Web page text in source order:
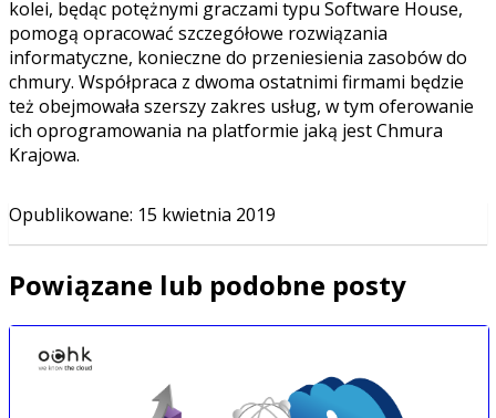
kolei, będąc potężnymi graczami typu Software House,
pomogą opracować szczegółowe rozwiązania
informatyczne, konieczne do przeniesienia zasobów do
chmury. Współpraca z dwoma ostatnimi firmami będzie
też obejmowała szerszy zakres usług, w tym oferowanie
ich oprogramowania na platformie jaką jest Chmura
Krajowa.
Opublikowane: 15 kwietnia 2019
Powiązane lub podobne posty